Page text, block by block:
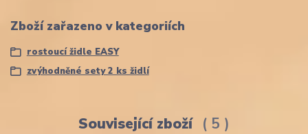
Zboží zařazeno v kategoriích
rostoucí židle EASY
zvýhodněné sety 2 ks židlí
Související zboží 5